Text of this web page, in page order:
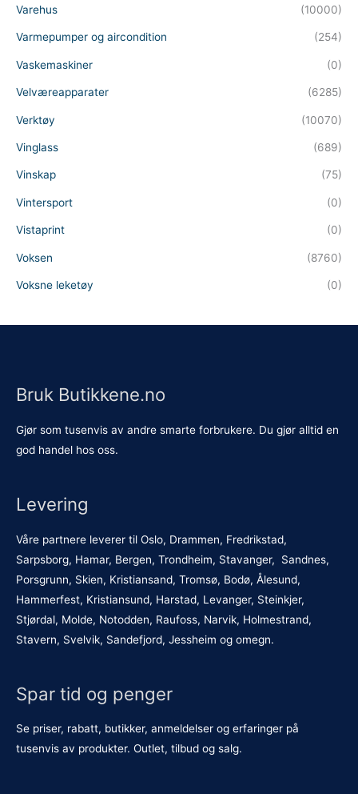
Varehus (10000)
Varmepumper og aircondition (254)
Vaskemaskiner (0)
Velværeapparater (6285)
Verktøy (10070)
Vinglass (689)
Vinskap (75)
Vintersport (0)
Vistaprint (0)
Voksen (8760)
Voksne leketøy (0)
Bruk Butikkene.no
Gjør som tusenvis av andre smarte forbrukere. Du gjør alltid en
god handel hos oss.
Levering
Våre partnere leverer til Oslo, Drammen, Fredrikstad,
Sarpsborg, Hamar, Bergen, Trondheim, Stavanger, Sandnes,
Porsgrunn, Skien, Kristiansand, Tromsø, Bodø, Ålesund,
Hammerfest, Kristiansund, Harstad, Levanger, Steinkjer,
Stjørdal, Molde, Notodden, Raufoss, Narvik, Holmestrand,
Stavern, Svelvik, Sandefjord, Jessheim og omegn.
Spar tid og penger
Se priser, rabatt, butikker, anmeldelser og erfaringer på
tusenvis av produkter. Outlet, tilbud og salg.